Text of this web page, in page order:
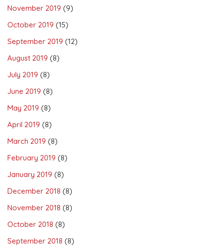
November 2019 (9)
October 2019 (15)
September 2019 (12)
August 2019 (8)
July 2019 (8)
June 2019 (8)
May 2019 (8)
April 2019 (8)
March 2019 (8)
February 2019 (8)
January 2019 (8)
December 2018 (8)
November 2018 (8)
October 2018 (8)
September 2018 (8)